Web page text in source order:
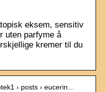
eksem, sensitiv
uten parfyme å
kremer til du
› posts › eucerin…